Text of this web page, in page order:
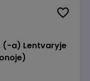
(-a) Lentvaryje